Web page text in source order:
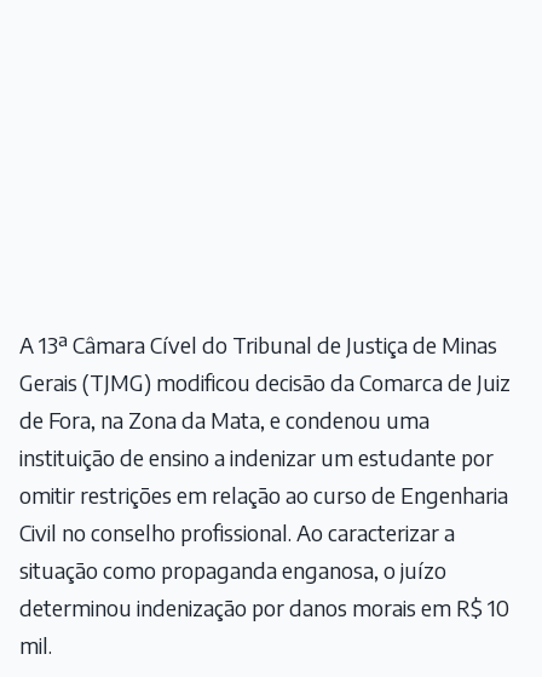
A 13ª Câmara Cível do Tribunal de Justiça de Minas
Gerais (TJMG) modificou decisão da Comarca de Juiz
de Fora, na Zona da Mata, e condenou uma
instituição de ensino a indenizar um estudante por
omitir restrições em relação ao curso de Engenharia
Civil no conselho profissional. Ao caracterizar a
situação como propaganda enganosa, o juízo
determinou indenização por danos morais em R$ 10
mil.